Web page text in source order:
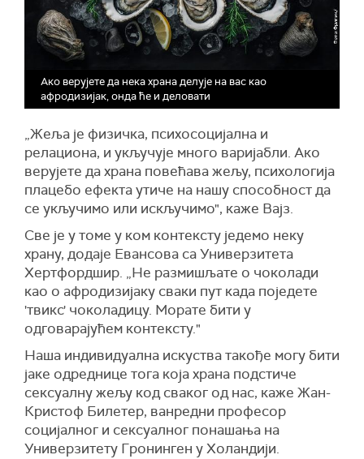
Ако верујете да нека храна делује на вас као
афродизијак, онда ће и деловати
„Жеља је физичка, психосоцијална и
релациона, и укључује много варијабли. Ако
верујете да храна повећава жељу, психологија
плацебо ефекта утиче на нашу способност да
се укључимо или искључимо", каже Вајз.
Све је у томе у ком контексту једемо неку
храну, додаје Евансова са Универзитета
Хертфордшир. „Не размишљате о чоколади
као о афродизијаку сваки пут када поједете
'твикс' чоколадицу. Морате бити у
одговарајућем контексту."
Наша индивидуална искуства такође могу бити
јаке одреднице тога која храна подстиче
сексуалну жељу код сваког од нас, каже Жан-
Кристоф Билетер, ванредни професор
социјалног и сексуалног понашања на
Универзитету Гронинген у Холандији.